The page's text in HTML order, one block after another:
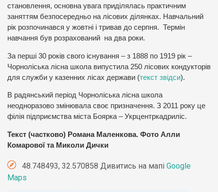
становлення, основна увага приділялась практичним
заняттям безпосередньо на лісових ділянках. Навчальний
рік розпочинався у жовтні і тривав до серпня. Термін
навчання був розрахований на два роки.
За перші 30 років свого існування – з 1888 по 1919 рік –
Чорноліська лісна школа випустила 250 лісових кондукторів
для служби у казенних лісах держави (текст звідси).
В радянський період Чорноліська лісна школа
неодноразово змінювала своє призначення. З 2011 року це
філія підприємства міста Боярка – Укрцентркадриліс.
Текст (частково) Романа Маленкова. Фото Алли
Комарової та Миколи Дички
48.748493, 32.570858 Дивитись на мапі Google
Maps